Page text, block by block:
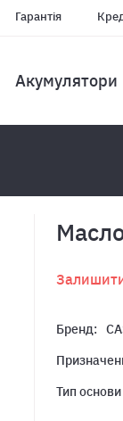
Гарантія
Акумулятори
Бренд:
Тип основи